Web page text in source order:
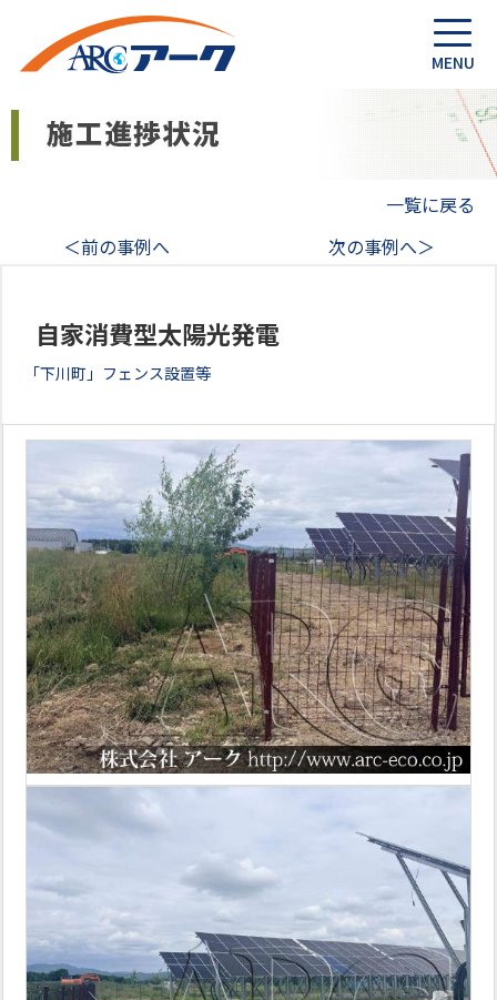
一覧に戻る
＜前の事例へ
次の事例へ＞
自家消費型太陽光発電
「下川町」フェンス設置等